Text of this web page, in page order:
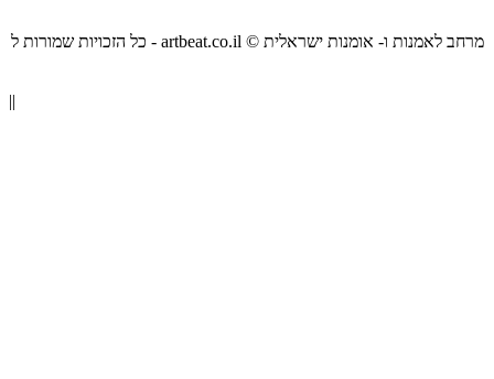
כל הזכויות שמורות ל - artbeat.co.il © מרחב לאמנות ו- אומנות ישראלית